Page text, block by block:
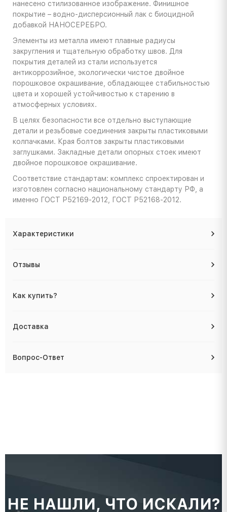
нанесено стилизованное изображение. Финишное
покрытие – водно-дисперсионный лак с биоцидной
добавкой НАНОСЕРЕБРО.
Элементы из металла имеют плавные радиусы
закругления и тщательную обработку швов. Для
покрытия деталей из стали используется
антикоррозийное, экологически чистое двойное
порошковое окрашивание, обладающее стабильностью
цвета и хорошей устойчивостью к старению в
атмосферных условиях.
В целях безопасности все отдельно выступающие
детали и резьбовые соединения закрыты пластиковыми
колпачками. Края болтов закрыты пластиковыми
заглушками. Закладные детали опорных стоек имеют
двойное порошковое окрашивание.
Соответствие стандартам: комплекс спроектирован и
изготовлен согласно национальному стандарту РФ, а
именно ГОСТ Р52169-2012, ГОСТ Р52168-2012.
Характеристики
Отзывы
Как купить?
Доставка
Вопрос-Ответ
НЕ НАШЛИ, ЧТО ИСКАЛИ?